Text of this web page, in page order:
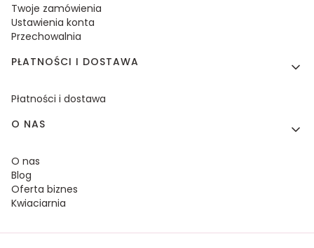
Twoje zamówienia
Ustawienia konta
Przechowalnia
PŁATNOŚCI I DOSTAWA
Płatności i dostawa
O NAS
O nas
Blog
Oferta biznes
Kwiaciarnia